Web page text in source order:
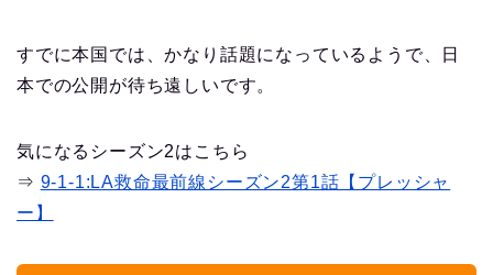
すでに本国では、かなり話題になっているようで、日
本での公開が待ち遠しいです。
気になるシーズン2はこちら
⇒ 9-1-1:LA救命最前線シーズン2第1話【プレッシャ
ー】